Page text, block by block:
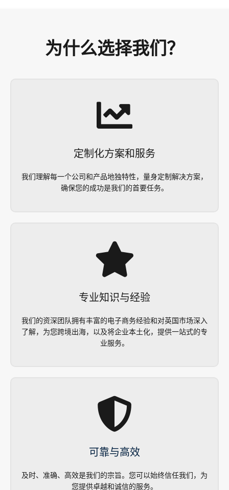
为什么选择我们？
定制化方案和服务
我们理解每一个公司和产品地独特性，量身定制解决方案，
确保您的成功是我们的首要任务。
专业知识与经验
我们的资深团队拥有丰富的电子商务经验和对英国市场深入
了解，为您跨境出海，以及将企业本土化，提供一站式的专
业服务。
可靠与高效
及时、准确、高效是我们的宗旨。您可以始终信任我们，为
您提供卓越和诚信的服务。